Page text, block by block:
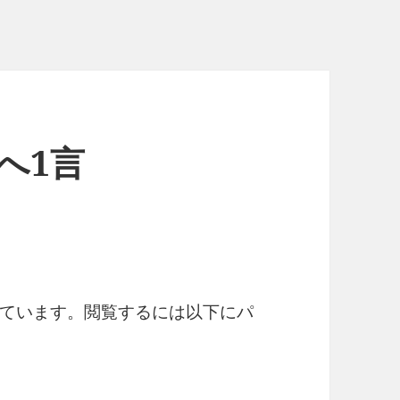
1言
います。閲覧するには以下にパ